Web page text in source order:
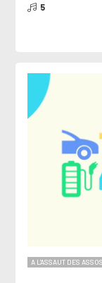
5
A L'ASSAUT DES